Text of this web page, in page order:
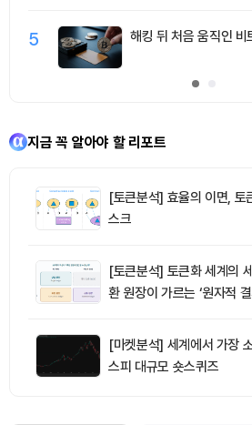
5 해킹 뒤 처음 움직인
지금 꼭 알아야 할 리포트
[토큰분석] 효율의 이면, 토
스크
[토큰분석] 토큰화 세계의
환 원장이 가르는 ‘원자적
[마켓분석] 세계에서 가장
스피 대규모 숏스퀴즈